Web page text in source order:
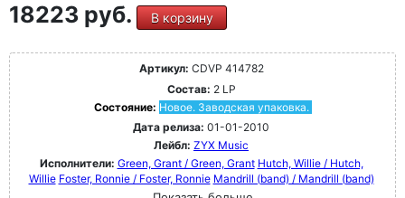
18223 руб. В корзину
Артикул: CDVP 414782
Состав: 2 LP
Состояние: Новое. Заводская упаковка.
Дата релиза: 01-01-2010
Лейбл: ZYX Music
Исполнители: Green, Grant / Green, Grant Hutch, Willie / Hutch,
Willie Foster, Ronnie / Foster, Ronnie Mandrill (band) / Mandrill (band)